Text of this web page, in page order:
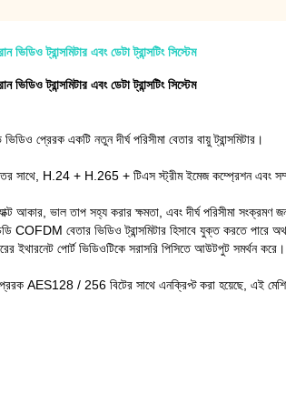
ট্রান্সমিটার এবং ডেটা ট্রান্সটিং সিস্টেম
ট্রান্সমিটার এবং ডেটা ট্রান্সটিং সিস্টেম
প্রেরক একটি নতুন দীর্ঘ পরিসীমা বেতার বায়ু ট্রান্সমিটার।
সাথে, H.24 + H.265 + টিএস স্ট্রীম ইমেজ কম্প্রেশন এবং
আকার, ভাল তাপ সহ্য করার ক্ষমতা, এবং দীর্ঘ পরিসীমা
COFDM বেতার ভিডিও ট্রান্সমিটার হিসাবে যুক্ত করতে
ইথারনেট পোর্ট ভিডিওটিকে সরাসরি পিসিতে আউটপুট সমর্থন করে।
AES128 / 256 বিটের সাথে এনক্রিপ্ট করা হয়েছে, এই